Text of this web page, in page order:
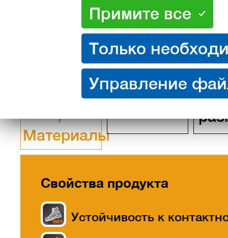
Свойства
/
Материалы
Описание
Свойства продукта
Устойчивость к